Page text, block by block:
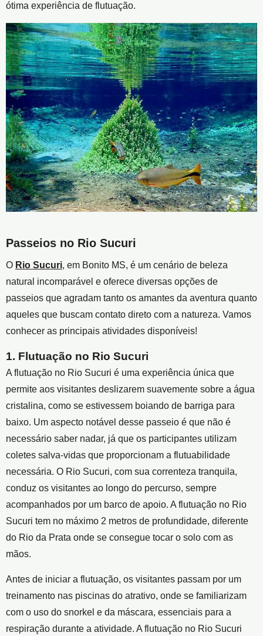
ótima experiência de flutuação.
Passeios no Rio Sucuri
O Rio Sucuri, em Bonito MS, é um cenário de beleza
natural incomparável e oferece diversas opções de
passeios que agradam tanto os amantes da aventura quanto
aqueles que buscam contato direto com a natureza. Vamos
conhecer as principais atividades disponíveis!
1. Flutuação no Rio Sucuri
A flutuação no Rio Sucuri é uma experiência única que
permite aos visitantes deslizarem suavemente sobre a água
cristalina, como se estivessem boiando de barriga para
baixo. Um aspecto notável desse passeio é que não é
necessário saber nadar, já que os participantes utilizam
coletes salva-vidas que proporcionam a flutuabilidade
necessária. O Rio Sucuri, com sua correnteza tranquila,
conduz os visitantes ao longo do percurso, sempre
acompanhados por um barco de apoio. A flutuação no Rio
Sucuri tem no máximo 2 metros de profundidade, diferente
do Rio da Prata onde se consegue tocar o solo com as
mãos.
Antes de iniciar a flutuação, os visitantes passam por um
treinamento nas piscinas do atrativo, onde se familiarizam
com o uso do snorkel e da máscara, essenciais para a
respiração durante a atividade. A flutuação no Rio Sucuri